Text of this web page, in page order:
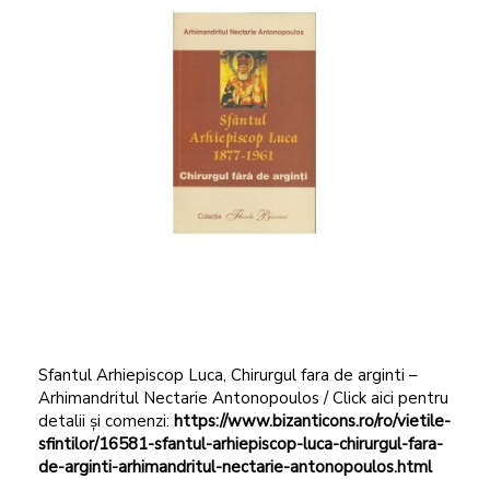
Sfantul Arhiepiscop Luca, Chirurgul fara de arginti –
Arhimandritul Nectarie Antonopoulos / Click aici pentru
detalii și comenzi: https://www.bizanticons.ro/ro/vietile-
sfintilor/16581-sfantul-arhiepiscop-luca-chirurgul-fara-
de-arginti-arhimandritul-nectarie-antonopoulos.html